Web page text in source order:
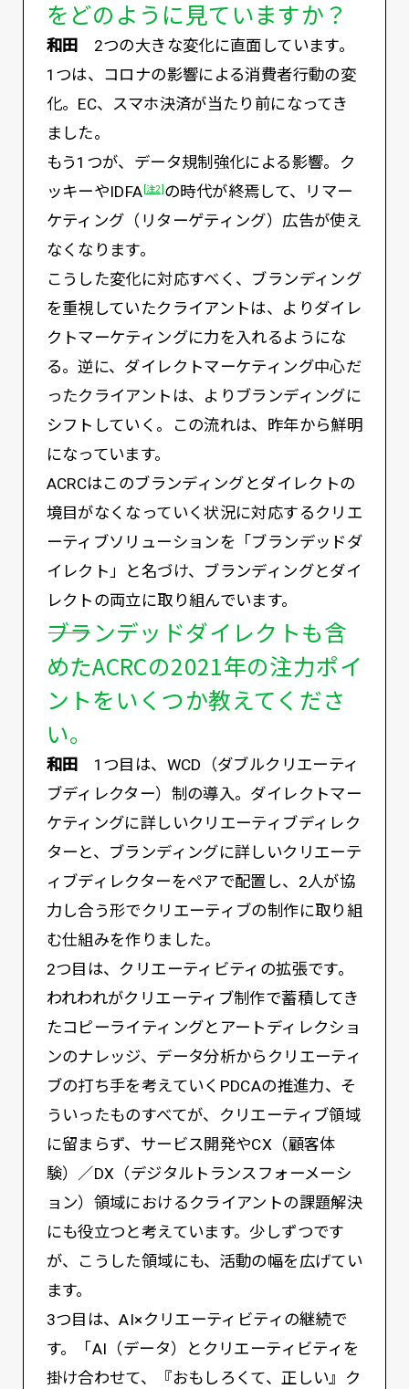
をどのように見ていますか？
和田
2つの大きな変化に直面しています。
1つは、コロナの影響による消費者行動の変
化。EC、スマホ決済が当たり前になってき
ました。
もう1つが、データ規制強化による影響。ク
ッキーやIDFA [注2] の時代が終焉して、リマー
ケティング（リターゲティング）広告が使え
なくなります。
こうした変化に対応すべく、ブランディング
を重視していたクライアントは、よりダイレ
クトマーケティングに力を入れるようにな
る。逆に、ダイレクトマーケティング中心だ
ったクライアントは、よりブランディングに
シフトしていく。この流れは、昨年から鮮明
になっています。
ACRCはこのブランディングとダイレクトの
境目がなくなっていく状況に対応するクリエ
ーティブソリューションを「ブランデッドダ
イレクト」と名づけ、ブランディングとダイ
レクトの両立に取り組んでいます。
――ブランデッドダイレクトも含
めたACRCの2021年の注力ポイ
ントをいくつか教えてくださ
い。
和田
1つ目は、WCD（ダブルクリエーティ
ブディレクター）制の導入。ダイレクトマー
ケティングに詳しいクリエーティブディレク
ターと、ブランディングに詳しいクリエーテ
ィブディレクターをペアで配置し、2人が協
力し合う形でクリエーティブの制作に取り組
む仕組みを作りました。
2つ目は、クリエーティビティの拡張です。
われわれがクリエーティブ制作で蓄積してき
たコピーライティングとアートディレクショ
ンのナレッジ、データ分析からクリエーティ
ブの打ち手を考えていくPDCAの推進力、そ
ういったものすべてが、クリエーティブ領域
に留まらず、サービス開発やCX（顧客体
験）／DX（デジタルトランスフォーメーシ
ョン）領域におけるクライアントの課題解決
にも役立つと考えています。少しずつです
が、こうした領域にも、活動の幅を広げてい
ます。
3つ目は、AI×クリエーティビティの継続で
す。「AI（データ）とクリエーティビティを
掛け合わせて、『おもしろくて、正しい』ク